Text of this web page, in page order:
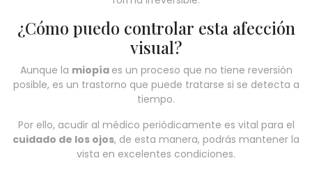
¿Cómo puedo controlar esta afección
visual?
Aunque la miopía es un proceso que no tiene reversión
posible, es un trastorno que puede tratarse si se detecta a
tiempo.
Por ello, acudir al médico periódicamente es vital para el
cuidado de los ojos, de esta manera, podrás mantener la
vista en excelentes condiciones.